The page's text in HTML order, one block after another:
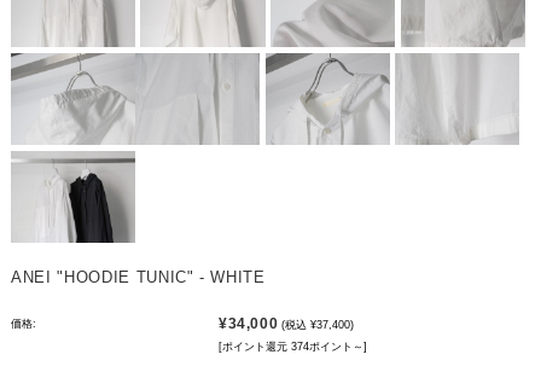
ANEI "HOODIE TUNIC" - WHITE
価格: ¥34,000 (税込 ¥37,400)
[ポイント還元 374ポイント～]